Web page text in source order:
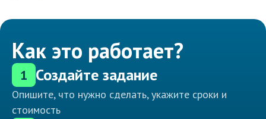
Как это работает?
1 Создайте задание
Опишите, что нужно сделать, укажите сроки и
стоимость